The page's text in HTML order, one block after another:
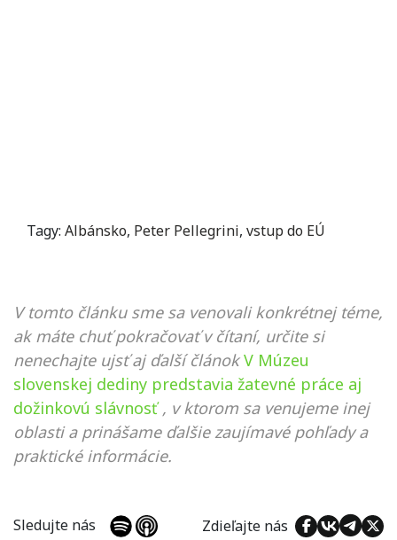
Tagy: Albánsko, Peter Pellegrini, vstup do EÚ
V tomto článku sme sa venovali konkrétnej téme,
ak máte chuť pokračovať v čítaní, určite si
nenechajte ujsť aj ďalší článok V Múzeu
slovenskej dediny predstavia žatevné práce aj
dožinkovú slávnosť , v ktorom sa venujeme inej
oblasti a prinášame ďalšie zaujímavé pohľady a
praktické informácie.
Sledujte nás Zdieľajte nás